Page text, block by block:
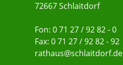
72667 Schlaitdorf
Fon: 0 71 27 / 92 82 - 0
Fax: 0 71 27 / 92 82 - 92
rathaus@schlaitdorf.de